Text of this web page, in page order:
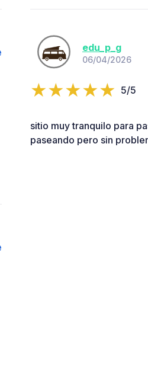
edu_p_g
06/04/2026
5/5
sitio muy tranquilo para
paseando pero sin